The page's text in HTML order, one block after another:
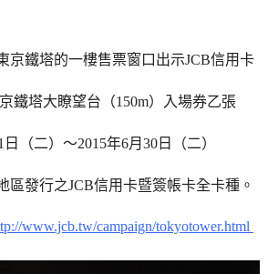
京鐵塔的一樓售票窗口出示JCB信用卡
鐵塔大瞭望台（150m）入場券乙張
日（二）～2015年6月30日（二）
區發行之JCB信用卡暨簽帳卡全卡種。
www.jcb.tw/campaign/tokyotower.html